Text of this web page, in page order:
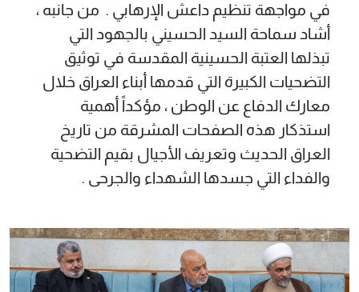
في مواجهة تنظيم داعش الإرهابي . ‏ ‏من جانبه ،
أشاد سماحة السيد الحسيني بالجهود التي
تبذلها العتبة الحسينية المقدسة في توثيق
التضحيات الكبيرة التي قدمها أبناء العراق خلال
معارك الدفاع عن الوطن ، مؤكداً أهمية
استذكار هذه الصفحات المشرقة من تاريخ
العراق الحديث وتعريف الأجيال بقيم التضحية
والفداء التي جسدها الشهداء والجرحى .